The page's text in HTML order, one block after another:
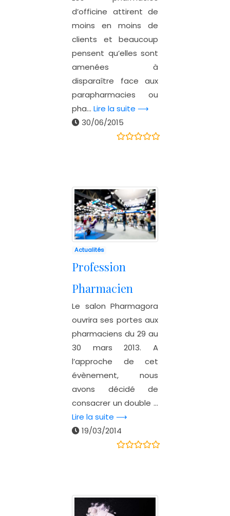
d’officine attirent de
moins en moins de
clients et beaucoup
pensent qu’elles sont
amenées à
disparaître face aux
parapharmacies ou
pha... Lire la suite ⟶
30/06/2015
Actualités
Profession
Pharmacien
Le salon Pharmagora
ouvrira ses portes aux
pharmaciens du 29 au
30 mars 2013. A
l’approche de cet
évènement, nous
avons décidé de
consacrer un double ...
Lire la suite ⟶
19/03/2014